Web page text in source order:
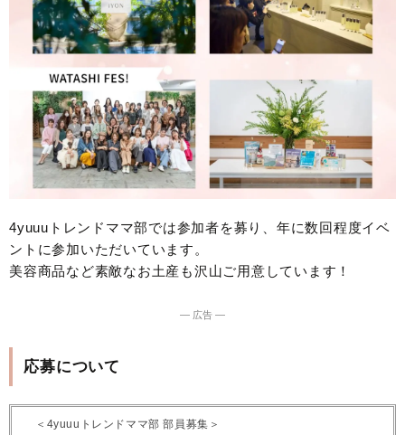
4yuuuトレンドママ部では参加者を募り、年に数回程度イベ
ントに参加いただいています。
美容商品など素敵なお土産も沢山ご用意しています！
― 広告 ―
応募について
＜4yuuuトレンドママ部 部員募集＞